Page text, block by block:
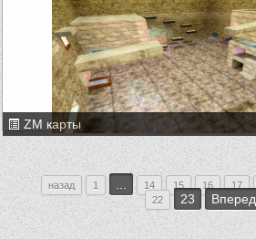
ZM карты
назад 1 14 15 16 17
22
23 Вперед